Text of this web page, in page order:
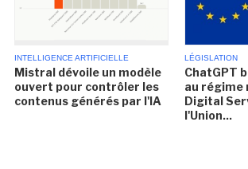
INTELLIGENCE ARTIFICIELLE
Mistral dévoile un modèle
ouvert pour contrôler les
contenus générés par l'IA
LÉGISLATION
ChatGPT
au régime
Digital
l'Union...